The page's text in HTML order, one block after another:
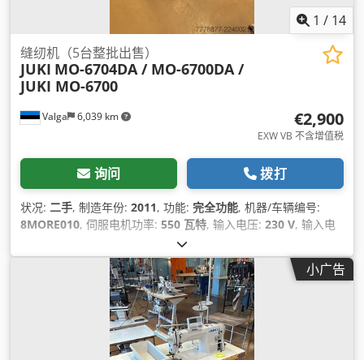
1 / 14
Valga 6,039 km
缝纫机（5台整批出售）
JUKI MO-6704DA / MO-6700DA /
JUKI MO-6700
€2,900
EXW VB 不含增值税
询问 拨打
状况: 二手, 制造年份: 2011, 功能: 完全功能, 机器/车辆编号:
8MORE010, 伺服电机功率: 550 瓦特, 输入电压: 230 V, 输入电
, 压缩空气连接:
小广告